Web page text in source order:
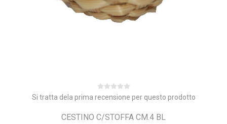
Si tratta dela prima recensione per questo prodotto
CESTINO C/STOFFA CM.4 BL